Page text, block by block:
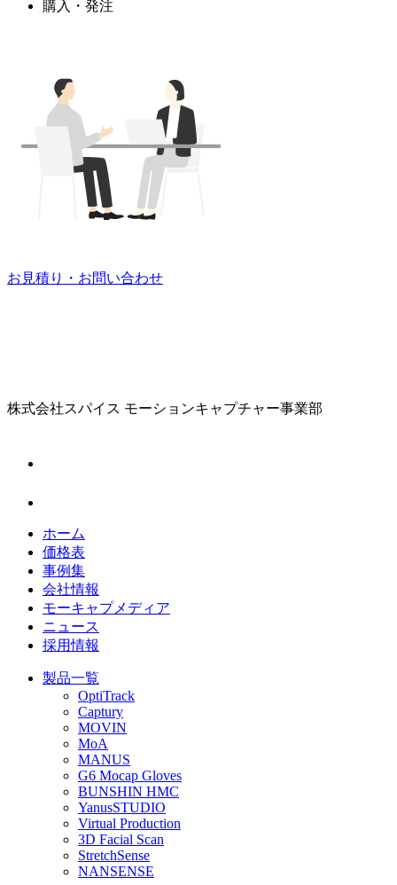
購入・発注
お見積り・お問い合わせ
株式会社スパイス モーションキャプチャー事業部
ホーム
価格表
事例集
会社情報
モーキャプメディア
ニュース
採用情報
製品一覧
OptiTrack
Captury
MOVIN
MoA
MANUS
G6 Mocap Gloves
BUNSHIN HMC
YanusSTUDIO
Virtual Production
3D Facial Scan
StretchSense
NANSENSE